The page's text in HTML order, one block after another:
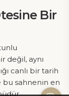
Bir
değil, aynı
canlı bir tarih
bu sahnenin en